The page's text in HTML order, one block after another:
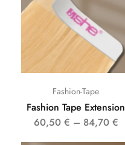
Fashion-Tape
Fashion Tape Extension
60,50 € – 84,70 €